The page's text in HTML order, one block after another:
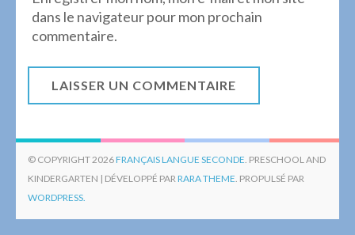
dans le navigateur pour mon prochain
commentaire.
© COPYRIGHT 2026FRANÇAIS LANGUE SECONDE. PRESCHOOL AND
KINDERGARTEN | DÉVELOPPÉ PARRARA THEME. PROPULSÉ PAR
WORDPRESS.